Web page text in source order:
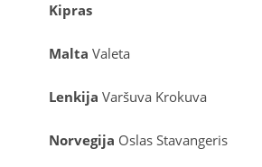
Kipras
Malta Valeta
Lenkija Varšuva Krokuva
Norvegija Oslas Stavangeris